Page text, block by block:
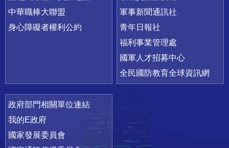
中華職棒大聯盟
身心障礙者權利公約
軍事新聞通訊社
青年日報社
福利事業管理處
國軍人才招募中心
全民國防教育全球資訊網
政府部門相關單位連結
我的E政府
國家發展委員會